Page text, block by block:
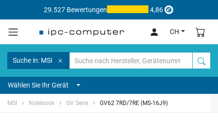
29.527 Bewertungen 4,86
CH
Suche in: MSI
Wählen Sie Ihr Gerät
MSI Notebook GV Serie GV62 7RD/7RE (MS-16J9)